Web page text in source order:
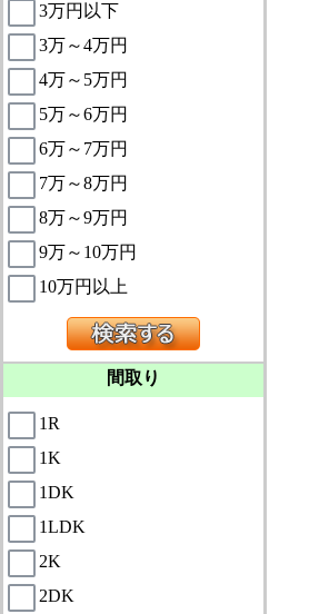
3万円以下
3万～4万円
4万～5万円
5万～6万円
6万～7万円
7万～8万円
8万～9万円
9万～10万円
10万円以上
間取り
1R
1K
1DK
1LDK
2K
2DK